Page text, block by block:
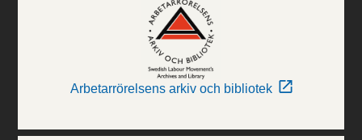
Arbetarrörelsens arkiv och bibliotek